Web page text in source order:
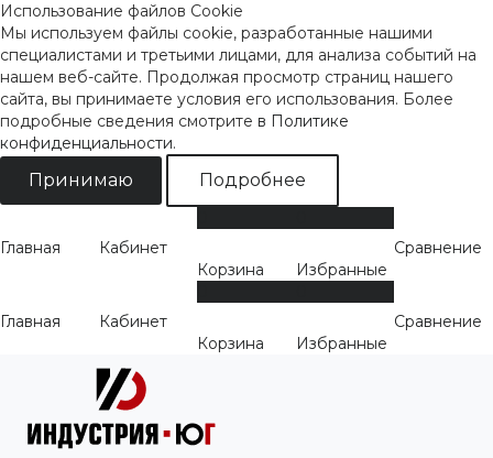
Использование файлов Cookie
Мы используем файлы cookie, разработанные нашими
специалистами и третьими лицами, для анализа событий на
нашем веб-сайте. Продолжая просмотр страниц нашего
сайта, вы принимаете условия его использования. Более
подробные сведения смотрите в Политике
конфиденциальности.
Принимаю Подробнее
Главная Кабинет
Корзина Избранные
Сравнение
Главная Кабинет
Корзина Избранные
Сравнение